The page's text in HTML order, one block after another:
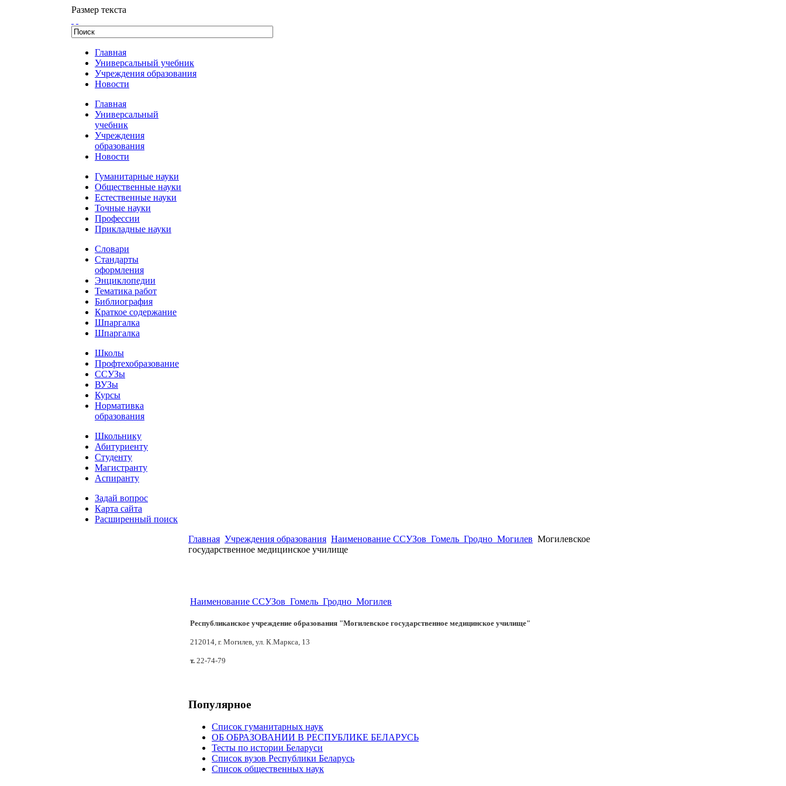
Размер текста
Главная
Универсальный учебник
Учреждения образования
Новости
Главная
Универсальный
учебник
Учреждения
образования
Новости
Гуманитарные науки
Общественные науки
Естественные науки
Точные науки
Профессии
Прикладные науки
Словари
Стандарты
оформления
Энциклопедии
Тематика работ
Библиография
Краткое содержание
Шпаргалка
Шпаргалка
Школы
Профтехобразование
ССУЗы
ВУЗы
Курсы
Нормативка
образования
Школьнику
Абитуриенту
Студенту
Магистранту
Аспиранту
Задай вопрос
Карта сайта
Расширенный поиск
Главная Учреждения образования Наименование ССУЗов_Гомель_Гродно_Могилев Могилевское
государственное медицинское училище
Наименование ССУЗов_Гомель_Гродно_Могилев
Республиканское учреждение образования "Могилевское государственное медицинское училище"
212014, г. Могилев, ул. К.Маркса, 13
т. 22-74-79
Популярное
Список гуманитарных наук
ОБ ОБРАЗОВАНИИ В РЕСПУБЛИКЕ БЕЛАРУСЬ
Тесты по истории Беларуси
Список вузов Республики Беларусь
Список общественных наук